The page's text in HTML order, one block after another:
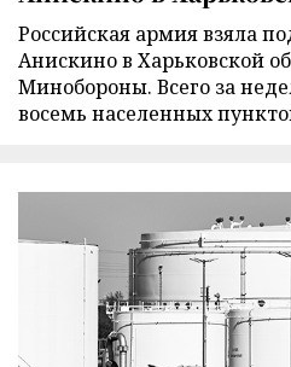
Российская армия взяла
Анискино в Харьковской
Минобороны. Всего за
восемь населенных